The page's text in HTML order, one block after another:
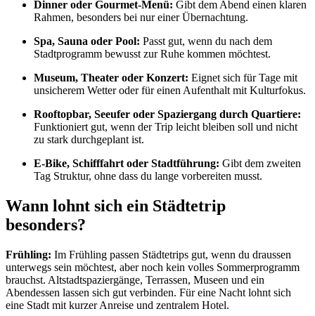
Dinner oder Gourmet-Menü: Gibt dem Abend einen klaren
Rahmen, besonders bei nur einer Übernachtung.
Spa, Sauna oder Pool: Passt gut, wenn du nach dem
Stadtprogramm bewusst zur Ruhe kommen möchtest.
Museum, Theater oder Konzert: Eignet sich für Tage mit
unsicherem Wetter oder für einen Aufenthalt mit Kulturfokus.
Rooftopbar, Seeufer oder Spaziergang durch Quartiere:
Funktioniert gut, wenn der Trip leicht bleiben soll und nicht
zu stark durchgeplant ist.
E-Bike, Schifffahrt oder Stadtführung: Gibt dem zweiten
Tag Struktur, ohne dass du lange vorbereiten musst.
Wann lohnt sich ein Städtetrip
besonders?
Frühling: Im Frühling passen Städtetrips gut, wenn du draussen
unterwegs sein möchtest, aber noch kein volles Sommerprogramm
brauchst. Altstadtspaziergänge, Terrassen, Museen und ein
Abendessen lassen sich gut verbinden. Für eine Nacht lohnt sich
eine Stadt mit kurzer Anreise und zentralem Hotel.